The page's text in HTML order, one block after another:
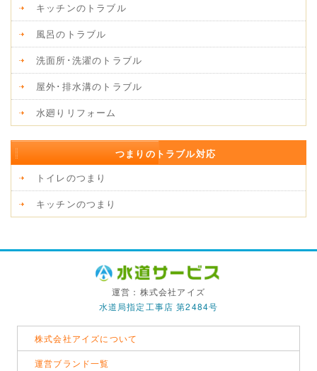
キッチンのトラブル
風呂のトラブル
洗面所･洗濯のトラブル
屋外･排水溝のトラブル
水廻りリフォーム
つまりのトラブル対応
トイレのつまり
キッチンのつまり
運営：株式会社アイズ
水道局指定工事店 第2484号
株式会社アイズについて
運営ブランド一覧